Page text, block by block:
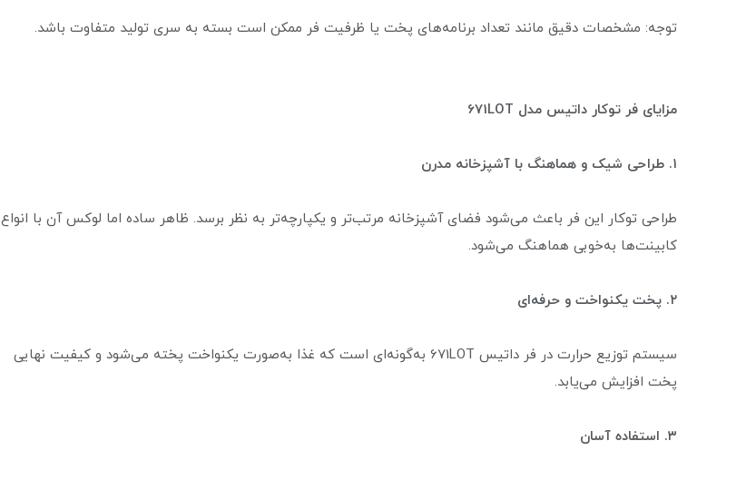
توجه: مشخصات دقیق مانند تعداد برنامه‌های پخت یا ظرفیت فر ممکن است بسته به سری تولید متفاوت باشد.
مزایای فر توکار داتیس مدل 671LOT
۱. طراحی شیک و هماهنگ با آشپزخانه مدرن
طراحی توکار این فر باعث می‌شود فضای آشپزخانه مرتب‌تر و یکپارچه‌تر به نظر برسد. ظاهر ساده اما لوکس آن با انواع
کابینت‌ها به‌خوبی هماهنگ می‌شود.
۲. پخت یکنواخت و حرفه‌ای
سیستم توزیع حرارت در فر داتیس 671LOT به‌گونه‌ای است که غذا به‌صورت یکنواخت پخته می‌شود و کیفیت نهایی
پخت افزایش می‌یابد.
۳. استفاده آسان